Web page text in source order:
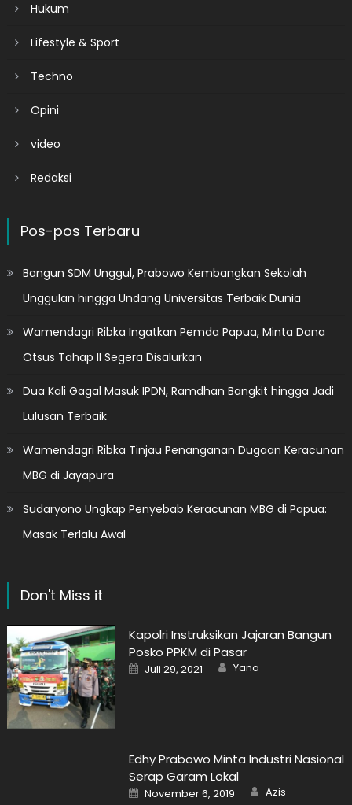
Hukum
Lifestyle & Sport
Techno
Opini
video
Redaksi
Pos-pos Terbaru
Bangun SDM Unggul, Prabowo Kembangkan Sekolah
Unggulan hingga Undang Universitas Terbaik Dunia
Wamendagri Ribka Ingatkan Pemda Papua, Minta Dana
Otsus Tahap II Segera Disalurkan
Dua Kali Gagal Masuk IPDN, Ramdhan Bangkit hingga Jadi
Lulusan Terbaik
Wamendagri Ribka Tinjau Penanganan Dugaan Keracunan
MBG di Jayapura
Sudaryono Ungkap Penyebab Keracunan MBG di Papua:
Masak Terlalu Awal
Don't Miss it
Kapolri Instruksikan Jajaran Bangun
Posko PPKM di Pasar
Posted
on
Juli 29, 2021 Author
Yana
Edhy Prabowo Minta Industri Nasional
Serap Garam Lokal
Posted
on
November 6, 2019 Author
Azis